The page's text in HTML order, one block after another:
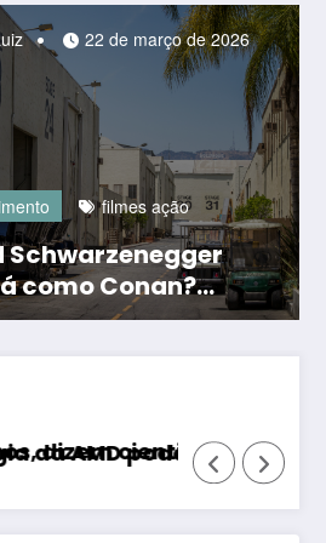
em
mais informação
segundo ex-
filmes ação
Schwarzenegger
como Conan?
Desafios e
Filme
22 de março de 2026
Controlam Nossas